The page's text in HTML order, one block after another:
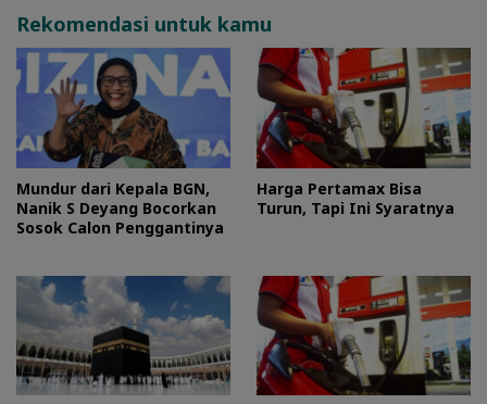
Rekomendasi untuk kamu
Mundur dari Kepala BGN,
Nanik S Deyang Bocorkan
Sosok Calon Penggantinya
Harga Pertamax Bisa
Turun, Tapi Ini Syaratnya